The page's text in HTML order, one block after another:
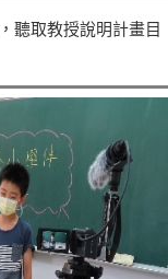
聽取教授說明計畫目